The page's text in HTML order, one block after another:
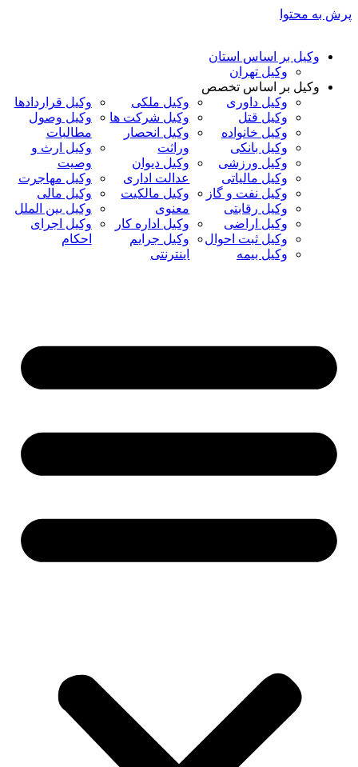
پرش به محتوا
وکیل بر اساس استان
وکیل تهران
وکیل بر اساس تخصص
وکیل داوری
وکیل قتل
وکیل خانواده
وکیل بانکی
وکیل ورزشی
وکیل مالیاتی
وکیل نفت و گاز
وکیل رقابتی
وکیل اراضی
وکیل ثبت احوال
وکیل بیمه
وکیل ملکی
وکیل شرکت ها
وکیل انحصار
وراثت
وکیل دیوان
عدالت اداری
وکیل مالکیت
معنوی
وکیل اداره کار
وکیل جرایم
اینترنتی
وکیل قراردادها
وکیل وصول
مطالبات
وکیل ارث و
وصیت
وکیل مهاجرت
وکیل مالی
وکیل بین الملل
وکیل اجرای
احکام